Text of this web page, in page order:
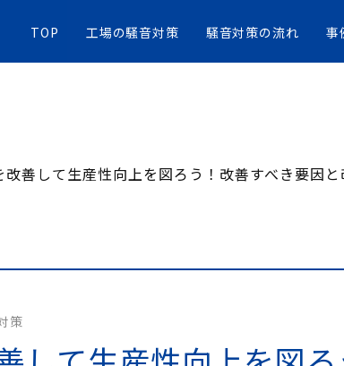
TOP 工場の騒音対策 騒音対策の流れ 事
改善して生産性向上を図ろう！改善すべき要因と
策